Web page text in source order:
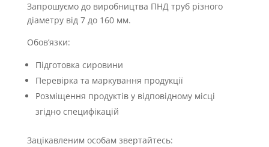
Запрошуємо до виробництва ПНД труб різного
діаметру від 7 до 160 мм.
Обов’язки:
Підготовка сировини
Перевірка та маркування продукції
Розміщення продуктів у відповідному місці
згідно специфікацій
Зацікавленим особам звертайтесь: